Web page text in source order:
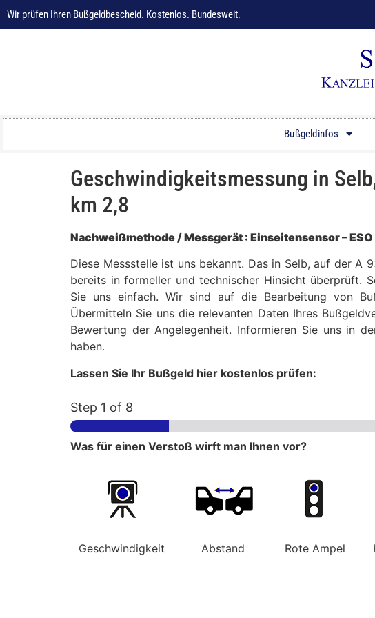
Wir prüfen Ihren Bußgeldbescheid. Kostenlos. Bundesweit.
Bußgeldinfos
Geschwindigkeitsmessung in
km 2,8
Nachweißmethode / Messgerät : Einseitensensor – ESO
Diese Messstelle ist uns bekannt. Das in Selb, auf der
bereits in formeller und technischer Hinsicht überprüft.
Sie uns einfach. Wir sind auf die Bearbeitung von
Übermitteln Sie uns die relevanten Daten Ihres
Bewertung der Angelegenheit. Informieren Sie uns in
haben.
Lassen Sie Ihr Bußgeld hier kostenlos prüfen:
Step 1 of 8
Was für einen Verstoß wirft man Ihnen vor?
Geschwindigkeit Abstand Rote Ampel